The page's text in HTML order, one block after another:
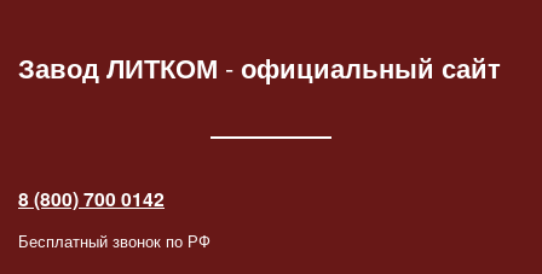
Завод ЛИТКОМ -официальный сайт
8 (800) 700 0142
Бесплатный звонок по РФ